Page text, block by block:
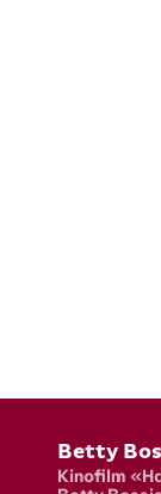
Fusszeile
Betty
Kinofilm